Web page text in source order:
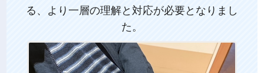
る、より一層の理解と対応が必要となりまし
た。